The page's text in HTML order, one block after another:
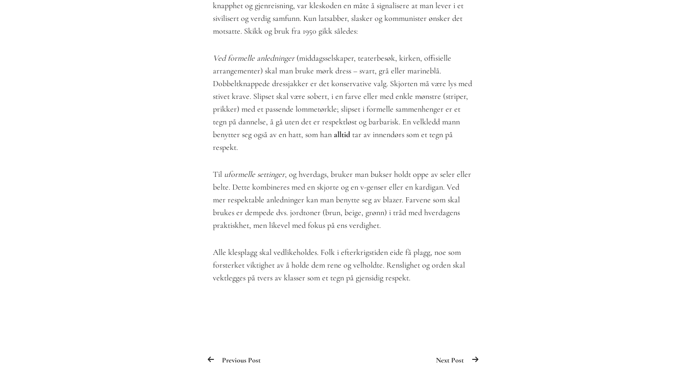
knapphet og gjenreisning, var kleskoden en måte å signalisere at man lever i et
sivilisert og verdig samfunn. Kun latsabber, slasker og kommunister ønsker det
motsatte. Skikk og bruk fra 1950 gikk således:
Ved formelle anledninger(middagsselskaper, teaterbesøk, kirken, offisielle
arrangementer) skal man bruke mørk dress – svart, grå eller marineblå.
Dobbeltknappede dressjakker er det konservative valg. Skjorten må være lys med
stivet krave. Slipset skal være sobert, i en farve eller med enkle mønstre (striper,
prikker) med et passende lommetørkle; slipset i formelle sammenhenger er et
tegn på dannelse, å gå uten det er respektløst og barbarisk. En velkledd mann
benytter seg også av en hatt, som han alltid tar av innendørs som et tegn på
respekt.
Til uformelle settinger, og hverdags, bruker man bukser holdt oppe av seler eller
belte. Dette kombineres med en skjorte og en v-genser eller en kardigan. Ved
mer respektable anledninger kan man benytte seg av blazer. Farvene som skal
brukes er dempede dvs. jordtoner (brun, beige, grønn) i tråd med hverdagens
praktiskhet, men likevel med fokus på ens verdighet.
Alle klesplagg skal vedlikeholdes. Folk i efterkrigstiden eide få plagg, noe som
forsterket viktighet av å holde dem rene og velholdte. Renslighet og orden skal
vektlegges på tvers av klasser som et tegn på gjensidig respekt.
Previous Post Next Post